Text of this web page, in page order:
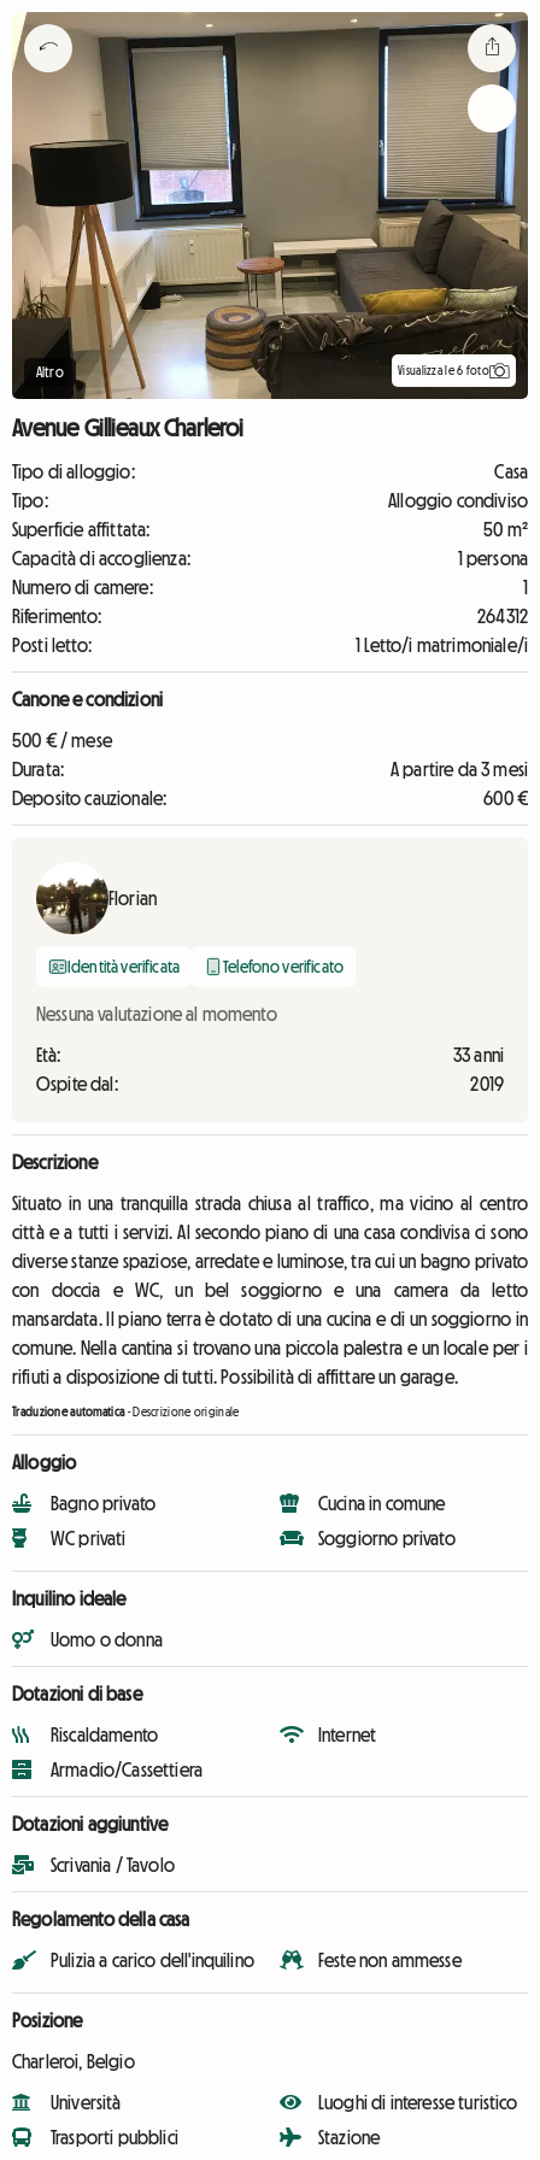
Altro Visualizza le 6 foto
Avenue Gillieaux Charleroi
Tipo di alloggio:
Casa
Tipo:
Alloggio condiviso
Superficie affittata:
50 m²
Capacità di accoglienza:
1 persona
Numero di camere:
1
Riferimento:
264312
Posti letto:
1 Letto/i matrimoniale/i
Canone e condizioni
500 € / mese
Durata:
A partire da 3 mesi
Deposito cauzionale:
600 €
Florian
Identità verificata Telefono verificato
Nessuna valutazione al momento
Età:
33 anni
Ospite dal:
2019
Descrizione
Situato in una tranquilla strada chiusa al traffico, ma vicino al centro
città e a tutti i servizi. Al secondo piano di una casa condivisa ci sono
diverse stanze spaziose, arredate e luminose, tra cui un bagno privato
con doccia e WC, un bel soggiorno e una camera da letto
mansardata. Il piano terra è dotato di una cucina e di un soggiorno in
comune. Nella cantina si trovano una piccola palestra e un locale per i
rifiuti a disposizione di tutti. Possibilità di affittare un garage.
Traduzione automatica-Descrizione originale
Alloggio
Bagno privato
WC privati
Cucina in comune
Soggiorno privato
Inquilino ideale
Uomo o donna
Dotazioni di base
Riscaldamento
Armadio/Cassettiera
Internet
Dotazioni aggiuntive
Scrivania / Tavolo
Regolamento della casa
Pulizia a carico dell'inquilino Feste non ammesse
Posizione
Charleroi, Belgio
Università
Trasporti pubblici
Luoghi di interesse turistico
Stazione